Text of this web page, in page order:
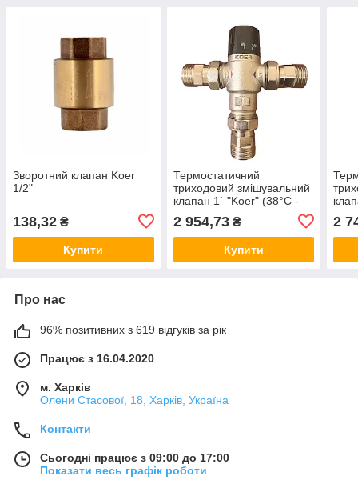
Зворотний клапан Koer
1/2"
138,32 ₴
Купити
Термостатичний
триходовий змішувальний
клапан 1` "Koer" (38°C -
2 954,73₴
Купити
2
Про нас
96% позитивних з 619 відгуків за рік
Працює з 16.04.2020
м. Харків
Олени Стасової, 18, Харків, Україна
Контакти
Сьогодні працює з 09:00 до 17:00
Показати весь графік роботи